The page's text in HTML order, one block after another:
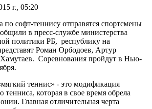
г., 05:20
софт-теннису отправятся спортсмены
в пресс-службе министерства
политики РБ, республику на
Роман Орбодоев, Артур
Соревнования пройдут в Нью-
теннис» - это модификация
которая в свое время обрела
Главная отличительная черта